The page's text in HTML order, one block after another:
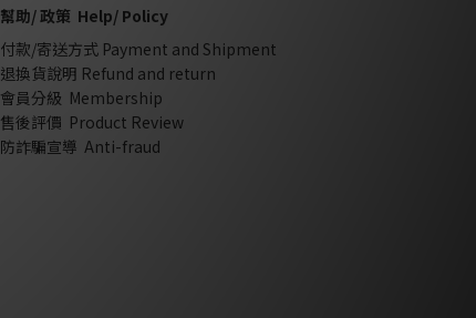
幫助/ 政策 Help/ Policy
付款/寄送方式 Payment and Shipment
退換貨說明 Refund and return
會員分級 Membership
售後評價 Product Review
防詐騙宣導 Anti-fraud